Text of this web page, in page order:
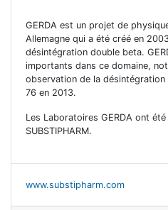
GERDA est un projet de
Allemagne qui a été créé en
désintégration double beta.
importants dans ce domaine,
observation de la
76 en 2013.
Les Laboratoires GERDA ont
SUBSTIPHARM.
www.substipharm.com